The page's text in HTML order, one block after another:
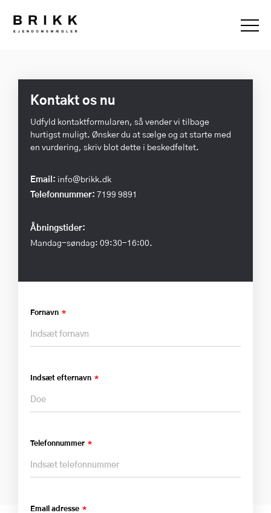
Kontakt os nu
Udfyld kontaktformularen, så vender vi tilbage
hurtigst muligt. Ønsker du at sælge og at starte med
en vurdering, skriv blot dette i beskedfeltet.
Email: info@brikk.dk
Telefonnummer: 7199 9891
Åbningstider:
Mandag-søndag: 09:30-16:00.
Fornavn
Indsæt efternavn
Telefonnummer
Email adresse